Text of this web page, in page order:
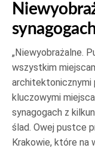
„Niewyobrażalne.
wszystkim
architektonicznymi
kluczowymi
synagogach z
ślad. Owej pustce
Krakowie, które na